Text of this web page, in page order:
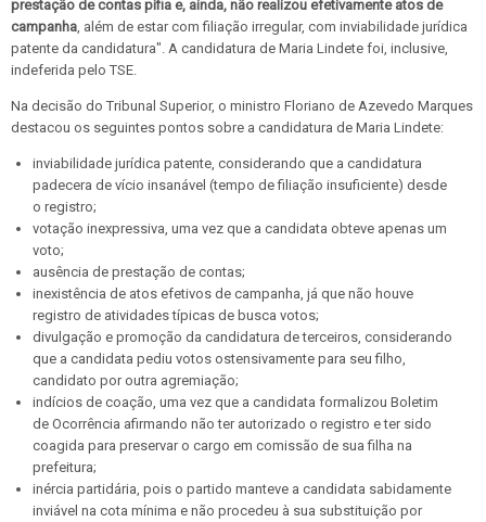
prestação de contas pífia e, ainda, não realizou efetivamente atos de
campanha , além de estar com filiação irregular, com inviabilidade jurídica
patente da candidatura". A candidatura de Maria Lindete foi, inclusive,
indeferida pelo TSE.
Na decisão do Tribunal Superior, o ministro Floriano de Azevedo Marques
destacou os seguintes pontos sobre a candidatura de Maria Lindete:
inviabilidade jurídica patente, considerando que a candidatura
padecera de vício insanável (tempo de filiação insuficiente) desde
o registro;
votação inexpressiva, uma vez que a candidata obteve apenas um
voto;
ausência de prestação de contas;
inexistência de atos efetivos de campanha, já que não houve
registro de atividades típicas de busca votos;
divulgação e promoção da candidatura de terceiros, considerando
que a candidata pediu votos ostensivamente para seu filho,
candidato por outra agremiação;
indícios de coação, uma vez que a candidata formalizou Boletim
de Ocorrência afirmando não ter autorizado o registro e ter sido
coagida para preservar o cargo em comissão de sua filha na
prefeitura;
inércia partidária, pois o partido manteve a candidata sabidamente
inviável na cota mínima e não procedeu à sua substituição por